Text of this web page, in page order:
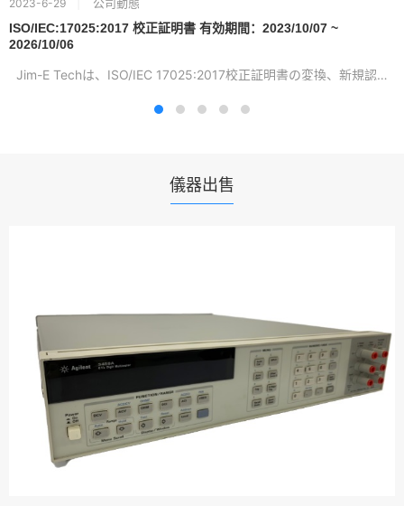
2023-6-29
ISO/IEC:17025:2017 校正証明書 有効期間：2023/10/07 ~
2026/10/06
Jim-E Techは、ISO/IEC 17025:2017校正証明書の変換、新規認証...
儀器出售